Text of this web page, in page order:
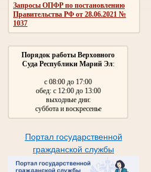
Запросы ОПФР по постановлению
Правительства РФ от 28.06.2021 №
1037
Порядок работы Верховного
Суда Республики Марий Эл:
с 08:00 до 17:00
обед: с 12:00 до 13:00
выходные дни:
суббота и воскресенье
Портал государственной
гражданской службы